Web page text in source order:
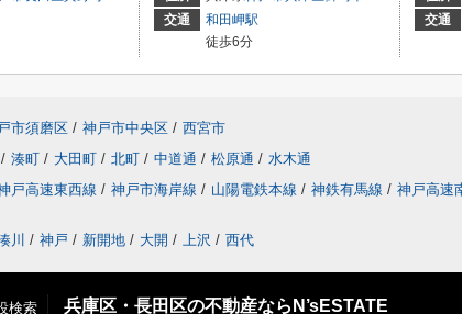
交通
和田岬駅
徒歩6分
交通
市須磨区 / 神戸市中央区 / 西宮市
/ 湊町 / 大田町 / 北町 / 中道通 / 松原通 / 水木通
戸高速東西線 / 神戸市海岸線 / 山陽電鉄本線 / 神鉄有馬線 / 神戸高速
川 / 神戸 / 新開地 / 大開 / 上沢 / 西代
検索 兵庫区・長田区の不動産ならN’sESTATE